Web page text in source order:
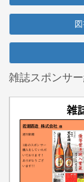
雑誌スポンサ